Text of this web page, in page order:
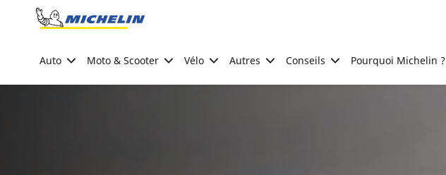
Go to page content
Auto Moto & Scooter Vélo Autres Conseils Pourquoi Michelin ?